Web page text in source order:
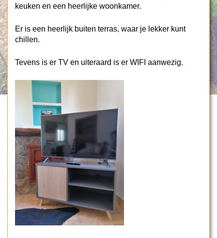
keuken en een heerlijke woonkamer.
Er is een heerlijk buiten terras, waar je lekker kunt
chillen.
Tevens is er TV en uiteraard is er WIFI aanwezig.